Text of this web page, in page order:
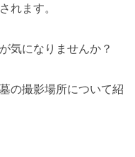
れます。
気になりませんか？
の撮影場所について紹